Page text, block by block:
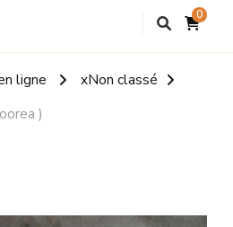
0
ligne
xNon classé
)